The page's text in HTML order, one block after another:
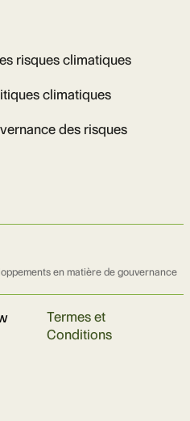
risques climatiques
climatiques
des risques
en matière de gouvernance
Termes et
Conditions